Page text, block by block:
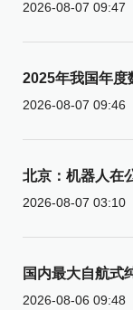
2026-08-07 09:47
2025年我国年度
2026-08-07 09:46
北京：机器人在
2026-08-07 03:10
国内最大自航式
2026-08-06 09:48